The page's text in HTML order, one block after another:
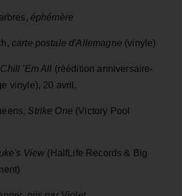
éphémère
carte postale d'Allemagne (vinyle)
Chill 'Em All (réédition anniversaire-
vinyle), 20 avril,
Strike One (Victory Pool
View (HalfLife Records & Big